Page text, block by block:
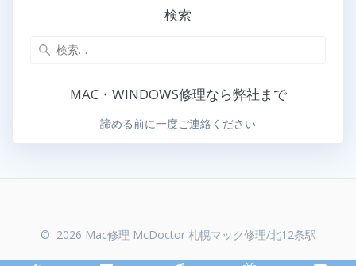
検索
MAC・WINDOWS修理なら弊社まで
諦める前に一度ご連絡ください
© 2026 Mac修理 McDoctor 札幌マック修理/北12条駅